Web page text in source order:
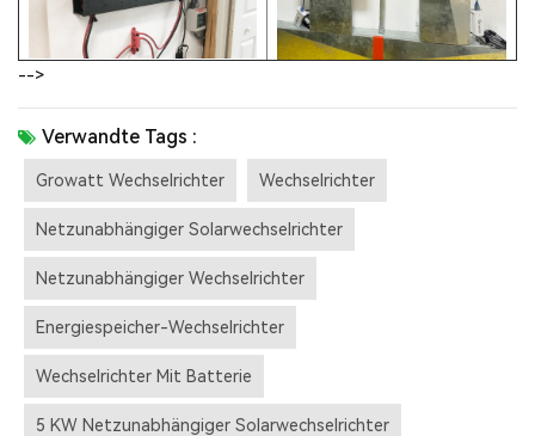
-->
Verwandte Tags :
Growatt Wechselrichter Wechselrichter
Netzunabhängiger Solarwechselrichter
Netzunabhängiger Wechselrichter
Energiespeicher-Wechselrichter
Wechselrichter Mit Batterie
5 KW Netzunabhängiger Solarwechselrichter